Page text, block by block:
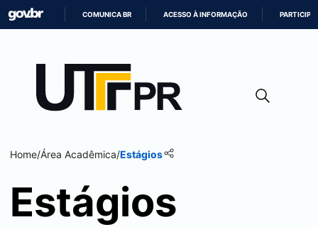
CONTEÚDO
COMUNICA BR ACESSO À INFORMAÇÃO PARTICIPE
Home/Área Acadêmica/Estágios
Estágios